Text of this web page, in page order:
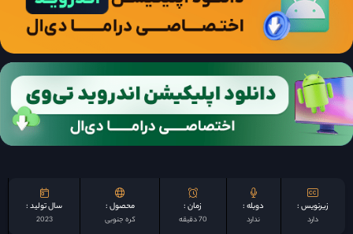
زیرنویس :
دارد
دوبله :
ندارد
زمان :
70 دقیقه
محصول :
کره جنوبی
سال تولید :
2023